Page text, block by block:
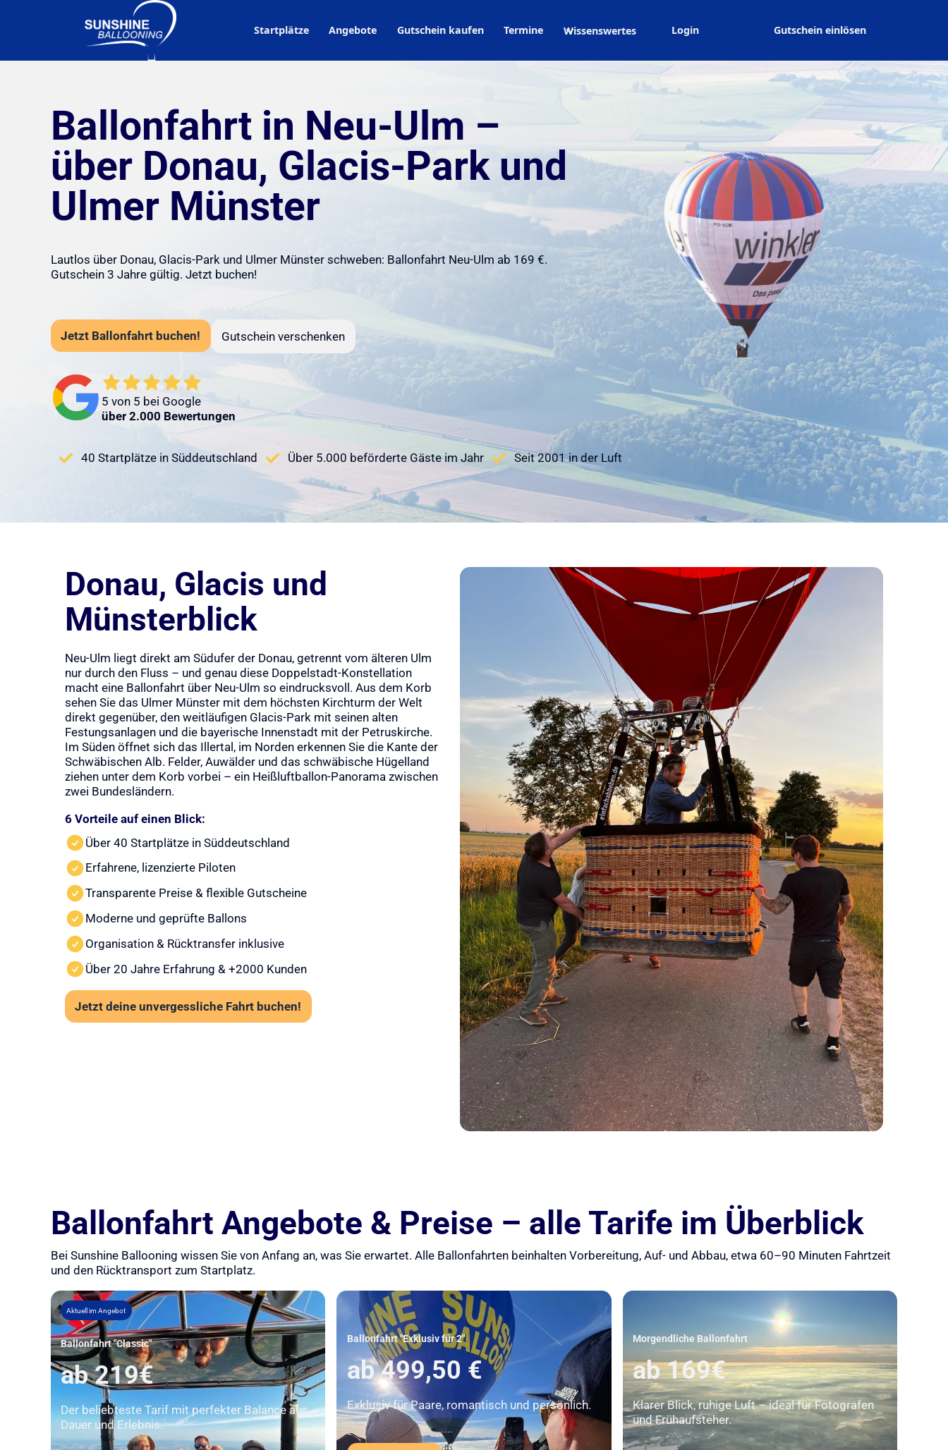
Startplätze Angebote Gutschein kaufen Termine Wissenswertes Login Gutschein einlösen
Ballonfahrt in Neu-Ulm –
über Donau, Glacis-Park und
Ulmer Münster
Lautlos über Donau, Glacis-Park und Ulmer Münster schweben: Ballonfahrt Neu-Ulm ab 169 €.
Gutschein 3 Jahre gültig. Jetzt buchen!
Jetzt Ballonfahrt buchen! Gutschein verschenken
5 von 5 bei Google
über 2.000 Bewertungen
40 Startplätze in Süddeutschland Über 5.000 beförderte Gäste im Jahr Seit 2001 in der Luft
Donau, Glacis und
Münsterblick
Neu-Ulm liegt direkt am Südufer der Donau, getrennt vom älteren Ulm
nur durch den Fluss – und genau diese Doppelstadt-Konstellation
macht eine Ballonfahrt über Neu-Ulm so eindrucksvoll. Aus dem Korb
sehen Sie das Ulmer Münster mit dem höchsten Kirchturm der Welt
direkt gegenüber, den weitläufigen Glacis-Park mit seinen alten
Festungsanlagen und die bayerische Innenstadt mit der Petruskirche.
Im Süden öffnet sich das Illertal, im Norden erkennen Sie die Kante der
Schwäbischen Alb. Felder, Auwälder und das schwäbische Hügelland
ziehen unter dem Korb vorbei – ein Heißluftballon-Panorama zwischen
zwei Bundesländern.
6 Vorteile auf einen Blick:
Über 40 Startplätze in Süddeutschland
Erfahrene, lizenzierte Piloten
Transparente Preise & flexible Gutscheine
Moderne und geprüfte Ballons
Organisation & Rücktransfer inklusive
Über 20 Jahre Erfahrung & +2000 Kunden
Jetzt deine unvergessliche Fahrt buchen!
Ballonfahrt Angebote & Preise – alle Tarife im Überblick
Bei Sunshine Ballooning wissen Sie von Anfang an, was Sie erwartet. Alle Ballonfahrten beinhalten Vorbereitung, Auf- und Abbau, etwa 60–90 Minuten Fahrtzeit
und den Rücktransport zum Startplatz.
Aktuell im Angebot
Ballonfahrt "Classic"
ab 219€
Der beliebteste Tarif mit perfekter Balance aus
Dauer und Erlebnis.
Unser Beststeller
Ballonfahrt "Exklusiv für 2"
ab 499,50 €
Exklusiv für Paare, romantisch und persönlich.
Morgendliche Ballonfahrt
ab 169€
Klarer Blick, ruhige Luft – ideal für Fotografen
und Frühaufsteher.